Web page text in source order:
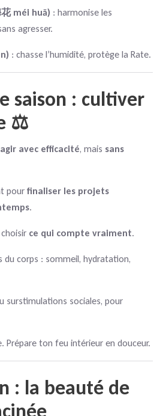
méi huā) : harmonise les
agresser.
: chasse l’humidité, protège la Rate.
saison : cultiver
⚖️
agir avec efficacité, mais sans
pour finaliser les projets
.
ce qui compte vraiment.
du corps : sommeil, hydratation,
surstimulations sociales, pour
Prépare ton feu intérieur en douceur.
: la beauté de